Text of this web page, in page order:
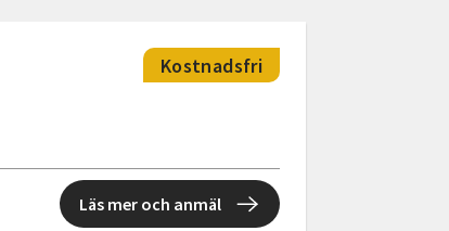
Kostnadsfri
Läs mer och anmäl